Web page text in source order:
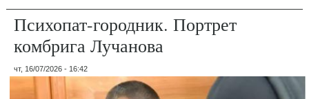
Психопат-городник. Портрет
комбрига Лучанова
чт, 16/07/2026 - 16:42